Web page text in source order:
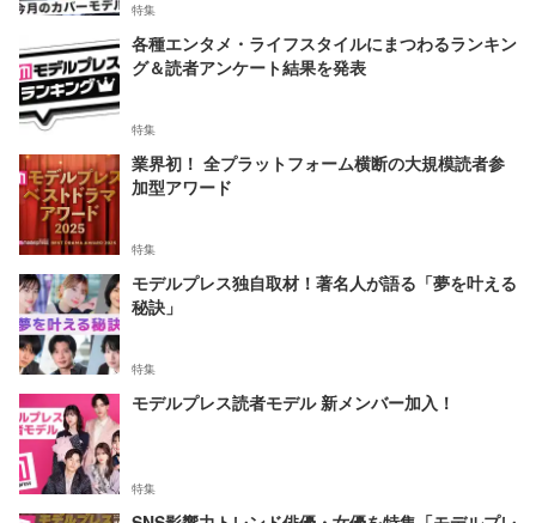
特集
各種エンタメ・ライフスタイルにまつわるランキン
グ＆読者アンケート結果を発表
特集
業界初！ 全プラットフォーム横断の大規模読者参
加型アワード
特集
モデルプレス独自取材！著名人が語る「夢を叶える
秘訣」
特集
モデルプレス読者モデル 新メンバー加入！
特集